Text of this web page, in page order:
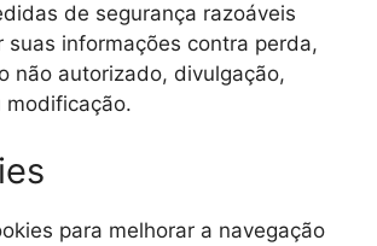
de segurança razoáveis
suas informações contra perda,
não autorizado, divulgação,
modificação.
para melhorar a navegação